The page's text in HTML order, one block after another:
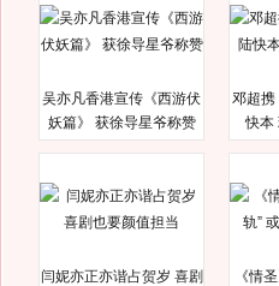
吴亦凡香港宣传《西游伏
妖篇》 获徐导星爷称赞
邓超携
快本
闫妮亦正亦谐占贺岁 喜剧
《情